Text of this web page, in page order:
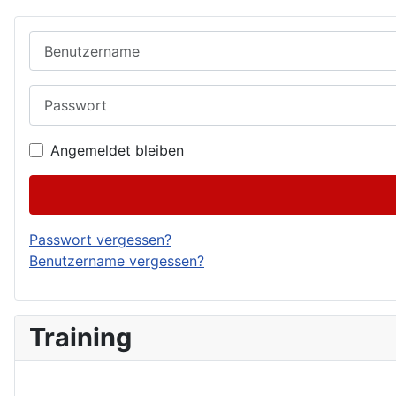
Angemeldet bleiben
Passwort vergessen?
Benutzername vergessen?
Training